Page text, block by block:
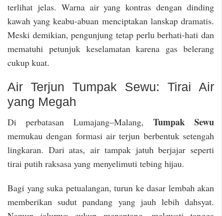
terlihat jelas. Warna air yang kontras dengan dinding
kawah yang keabu-abuan menciptakan lanskap dramatis.
Meski demikian, pengunjung tetap perlu berhati-hati dan
mematuhi petunjuk keselamatan karena gas belerang
cukup kuat.
Air Terjun Tumpak Sewu: Tirai Air
yang Megah
Di perbatasan Lumajang–Malang, Tumpak Sewu
memukau dengan formasi air terjun berbentuk setengah
lingkaran. Dari atas, air tampak jatuh berjajar seperti
tirai putih raksasa yang menyelimuti tebing hijau.
Bagi yang suka petualangan, turun ke dasar lembah akan
memberikan sudut pandang yang jauh lebih dahsyat.